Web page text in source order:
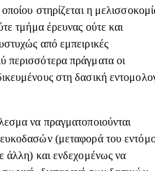
στηρίζεται η
τμήμα έρευνας ούτε και
από εμπειρικές
περισσότερα πράγματα οι
στη δασική
να πραγματοποιούνται
(μεταφορά του
άλλη) και ενδεχομένως να